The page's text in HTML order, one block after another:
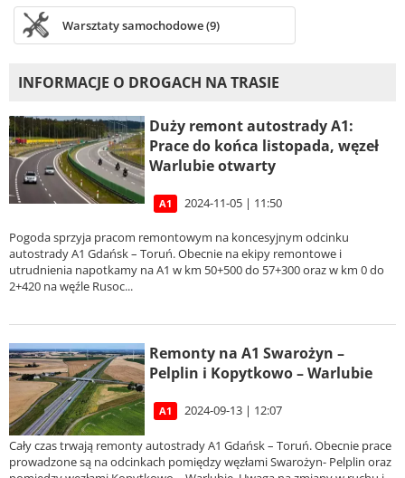
Warsztaty samochodowe (9)
INFORMACJE O DROGACH NA TRASIE
Duży remont autostrady A1:
Prace do końca listopada, węzeł
Warlubie otwarty
A1 2024-11-05 | 11:50
Pogoda sprzyja pracom remontowym na koncesyjnym odcinku
autostrady A1 Gdańsk – Toruń. Obecnie na ekipy remontowe i
utrudnienia napotkamy na A1 w km 50+500 do 57+300 oraz w km 0 do
2+420 na węźle Rusoc...
Remonty na A1 Swarożyn –
Pelplin i Kopytkowo – Warlubie
A1 2024-09-13 | 12:07
Cały czas trwają remonty autostrady A1 Gdańsk – Toruń. Obecnie prace
prowadzone są na odcinkach pomiędzy węzłami Swarożyn- Pelplin oraz